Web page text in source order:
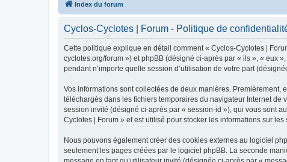
Index du forum
Cyclos-Cyclotes | Forum - Politique de
Cette politique explique en détail comment « Cyclos-Cyclotes |
cyclotes.org/forum ») et phpBB (désigné ci-après par « ils », « eux
pendant n’importe quelle session d’utilisation de votre part
Vos informations sont collectées de deux manières.
téléchargés dans les fichiers temporaires du navigateur Internet
session invité (désigné ci-après par « session-id »), qui vous sont
Cyclotes | Forum » et est utilisé pour stocker les informations sur
Nous pouvons également créer des cookies externes au logiciel
seulement les pages créées par le logiciel phpBB. La seconde